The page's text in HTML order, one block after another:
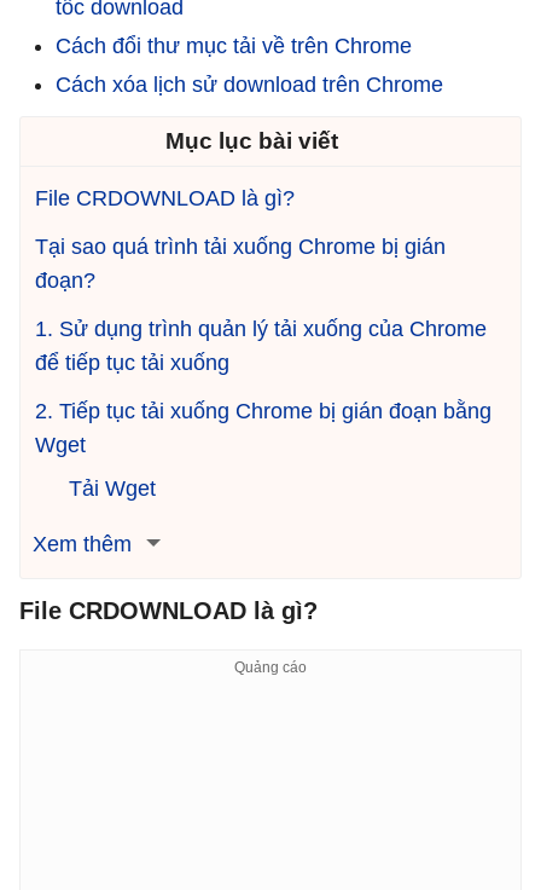
tốc download
Cách đổi thư mục tải về trên Chrome
Cách xóa lịch sử download trên Chrome
Mục lục bài viết
File CRDOWNLOAD là gì?
Tại sao quá trình tải xuống Chrome bị gián
đoạn?
1. Sử dụng trình quản lý tải xuống của Chrome
để tiếp tục tải xuống
2. Tiếp tục tải xuống Chrome bị gián đoạn bằng
Wget
Tải Wget
Xem thêm
File CRDOWNLOAD là gì?